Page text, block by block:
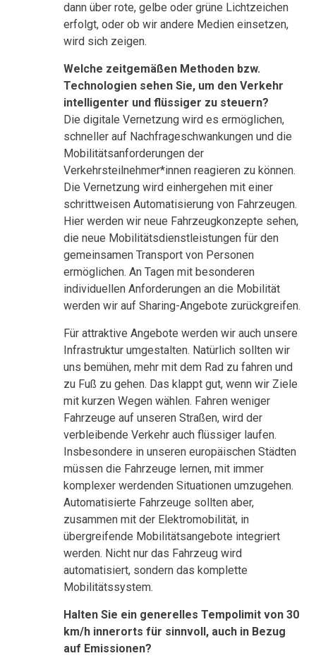
dann über rote, gelbe oder grüne Lichtzeichen
erfolgt, oder ob wir andere Medien einsetzen,
wird sich zeigen.
Welche zeitgemäßen Methoden bzw.
Technologien sehen Sie, um den Verkehr
intelligenter und flüssiger zu steuern?
Die digitale Vernetzung wird es ermöglichen,
schneller auf Nachfrageschwankungen und die
Mobilitätsanforderungen der
Verkehrsteilnehmer*innen reagieren zu können.
Die Vernetzung wird einhergehen mit einer
schrittweisen Automatisierung von Fahrzeugen.
Hier werden wir neue Fahrzeugkonzepte sehen,
die neue Mobilitätsdienstleistungen für den
gemeinsamen Transport von Personen
ermöglichen. An Tagen mit besonderen
individuellen Anforderungen an die Mobilität
werden wir auf Sharing-Angebote zurückgreifen.
Für attraktive Angebote werden wir auch unsere
Infrastruktur umgestalten. Natürlich sollten wir
uns bemühen, mehr mit dem Rad zu fahren und
zu Fuß zu gehen. Das klappt gut, wenn wir Ziele
mit kurzen Wegen wählen. Fahren weniger
Fahrzeuge auf unseren Straßen, wird der
verbleibende Verkehr auch flüssiger laufen.
Insbesondere in unseren europäischen Städten
müssen die Fahrzeuge lernen, mit immer
komplexer werdenden Situationen umzugehen.
Automatisierte Fahrzeuge sollten aber,
zusammen mit der Elektromobilität, in
übergreifende Mobilitätsangebote integriert
werden. Nicht nur das Fahrzeug wird
automatisiert, sondern das komplette
Mobilitätssystem.
Halten Sie ein generelles Tempolimit von 30
km/h innerorts für sinnvoll, auch in Bezug
auf Emissionen?